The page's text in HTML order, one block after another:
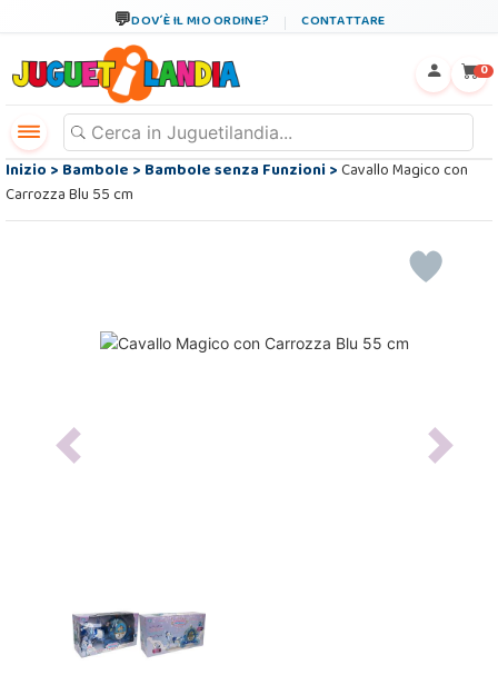
DOV´È IL MIO ORDINE? CONTATTARE
0
Inizio>Bambole>Bambole senza Funzioni>Cavallo Magico con
Carrozza Blu 55 cm
Previous Next